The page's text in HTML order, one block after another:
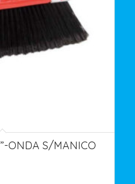
ONDA S/MANICO